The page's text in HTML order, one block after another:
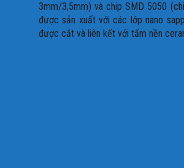
3mm/3,5mm) và chip SMD 5050
được sản xuất với các lớp nano
được cắt và liên kết với tấm nền